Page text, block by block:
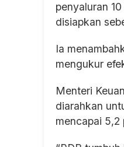
penyaluran
disiapkan
Ia
mengukur
Menteri
diarahkan
mencapai 5,2